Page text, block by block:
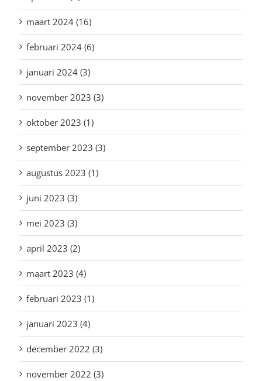
maart 2024 (16)
februari 2024 (6)
januari 2024 (3)
november 2023 (3)
oktober 2023 (1)
september 2023 (3)
augustus 2023 (1)
juni 2023 (3)
mei 2023 (3)
april 2023 (2)
maart 2023 (4)
februari 2023 (1)
januari 2023 (4)
december 2022 (3)
november 2022 (3)